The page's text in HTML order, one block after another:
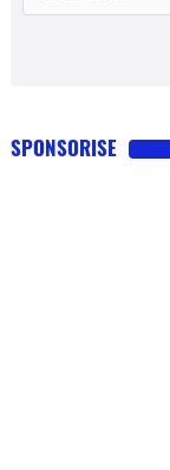
SPONSORISE